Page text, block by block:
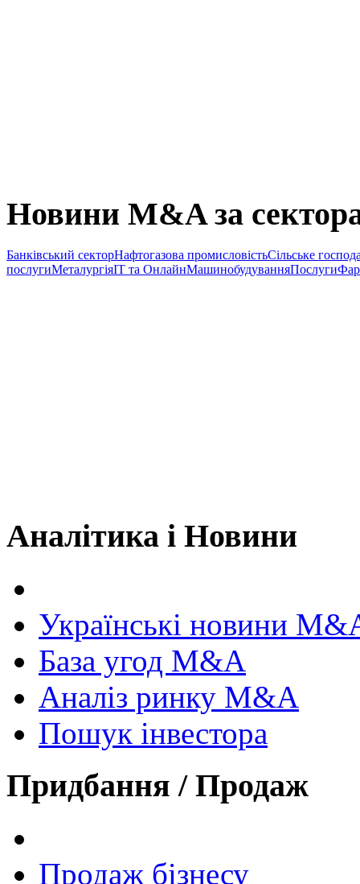
Новини M&A за
Банківський секторНафтогазова промисловістьСільське
послугиМеталургіяIT та ОнлайнМашинобудуванняПослуги
Аналітика і Новини
Українські новини
База угод M&A
Аналіз ринку M&A
Пошук інвестора
Придбання / Продаж
Продаж бізнесу